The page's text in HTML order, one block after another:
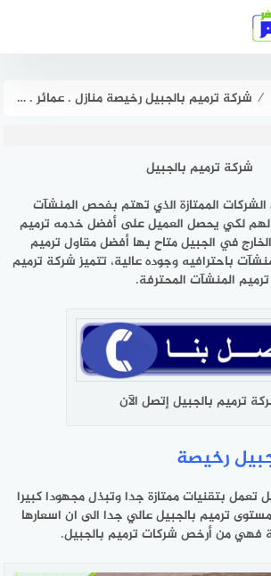
⁄ شركة ترميم بالجبيل رخيصة منازل . عمائر . فلل بخصم 50% هوم سيرفر
شركة ترميم بالجبيل
الممتازة الذي تهتم بفحص المنشآت
لهم لكي يحصل العميل على أفضل خدمه ترميم
في الجبيل متاح بها أفضل مقاول ترميم
باحترافيه وجوده عالية، تتميز شركة ترميم
المنشآت المحترفة.
ترميم بالجبيل إتصل الآن
رخيصة
تعمل بتقنيات ممتازة جدا وتبذل مجهودا كبيرا
ترميم بالجبيل عالي جدا الى ان اسعارها
فهي من أرخص شركات ترميم بالجبيل.